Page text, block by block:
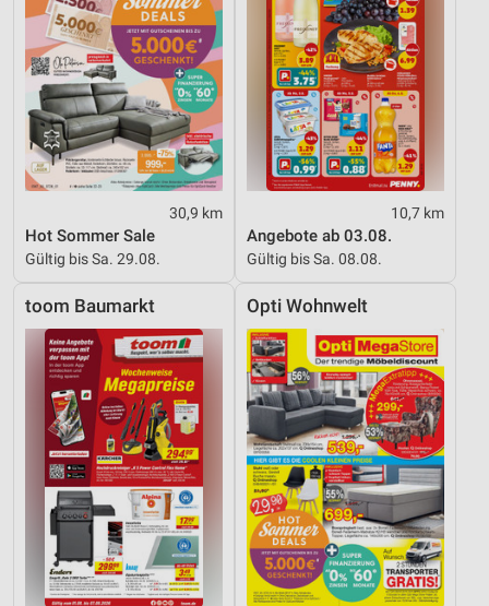
30,9 km
Hot Sommer Sale
Gültig bis Sa. 29.08.
10,7 km
Angebote ab 03.08.
Gültig bis Sa. 08.08.
toom Baumarkt Opti Wohnwelt